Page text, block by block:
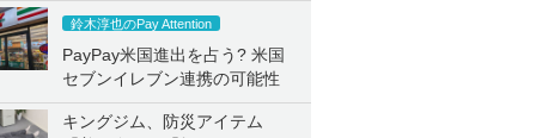
鈴木淳也のPay Attention
PayPay米国進出を占う? 米国
セブンイレブン連携の可能性
キングジム、防災アイテム